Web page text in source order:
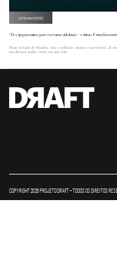
LIFEHACKERS
“Desejo para mim e para você uma vida longa – e ótima. E uma boa
Nesse feriado de Finados, vale a reflexão: morrer é inevitável. Já
nós deveria poder evitar em sua vida.
COPYRIGHT 2026 PROJETO DRAFT – TODOS OS DIREITOS